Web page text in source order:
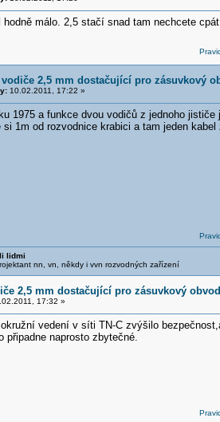
hodně málo. 2,5 stačí snad tam nechcete
vodiče 2,5 mm dostačující pro zásuvkový
10.02.2011, 17:22 »
1975 a funkce dvou vodičů z jednoho
si 1m od rozvodnice krabici a tam jeden
lidmi
nn, vn, někdy i vvn rozvodných zařízení
2,5 mm dostačující pro zásuvkový
17:32 »
vedení v síti TN-C zvýšilo
připadne naprosto zbytečné.